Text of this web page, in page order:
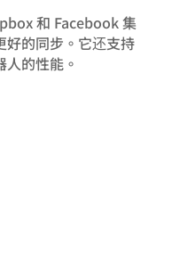
和 Facebook 集
好的同步。它还支持
的性能。